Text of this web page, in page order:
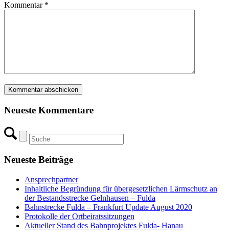
Kommentar *
Neueste Kommentare
Neueste Beiträge
Ansprechpartner
Inhaltliche Begründung für übergesetzlichen Lärmschutz an
der Bestandsstrecke Gelnhausen – Fulda
Bahnstrecke Fulda – Frankfurt Update August 2020
Protokolle der Ortbeiratssitzungen
Aktueller Stand des Bahnprojektes Fulda- Hanau